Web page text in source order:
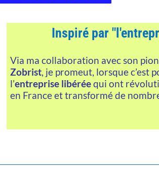
Inspiré par
Via ma collaboration avec son
Zobrist, je promeut, lorsque c’est
l’entreprise libéréequi ont
en France et transformé de